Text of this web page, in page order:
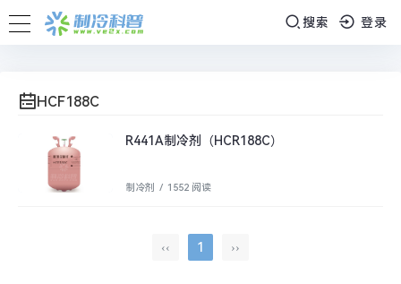
搜索 登录
HCF188C
R441A制冷剂（HCR188C）
制冷剂 / 1552 阅读
‹‹ 1 ››